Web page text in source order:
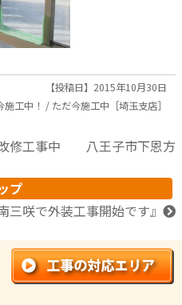
【投稿日】2015年10月30日
施工中！ / ただ今施工中［埼玉支店］
改修工事中 八王子市下恩方
プ
三咲で外装工事開始です』